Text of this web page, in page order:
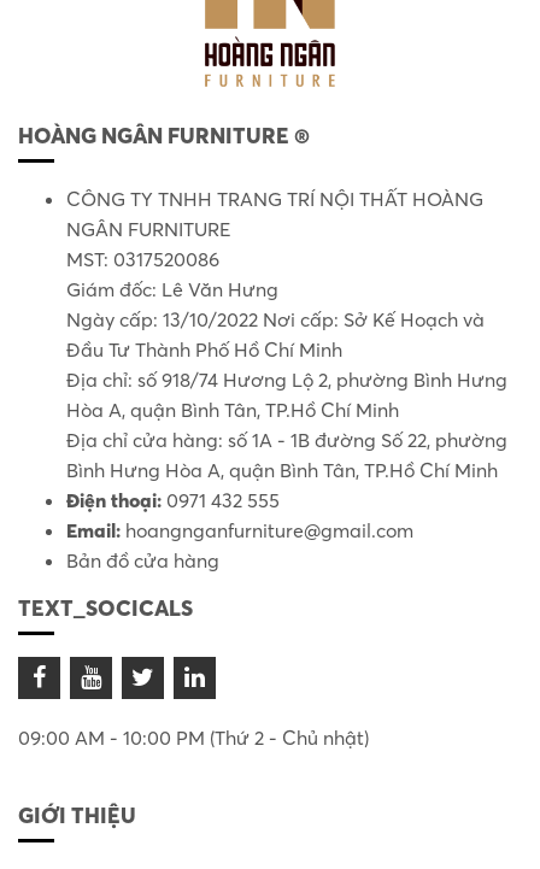
HOÀNG NGÂN FURNITURE ®
CÔNG TY TNHH TRANG TRÍ NỘI THẤT HOÀNG
NGÂN FURNITURE
MST: 0317520086
Giám đốc: Lê Văn Hưng
Ngày cấp: 13/10/2022 Nơi cấp: Sở Kế Hoạch và
Đầu Tư Thành Phố Hồ Chí Minh
Địa chỉ: số 918/74 Hương Lộ 2, phường Bình Hưng
Hòa A, quận Bình Tân, TP.Hồ Chí Minh
Địa chỉ cửa hàng: số 1A - 1B đường Số 22, phường
Bình Hưng Hòa A, quận Bình Tân, TP.Hồ Chí Minh
Điện thoại: 0971 432 555
Email: hoangnganfurniture@gmail.com
Bản đồ cửa hàng
TEXT_SOCICALS
09:00 AM - 10:00 PM (Thứ 2 - Chủ nhật)
GIỚI THIỆU